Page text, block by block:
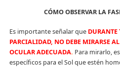
CÓMO OBSERVAR LA
Es importante señalar que DURANTE
PARCIALIDAD, NO DEBE MIRARSE
OCULAR ADECUADA. Para mirarlo,
específicos para el Sol que estén